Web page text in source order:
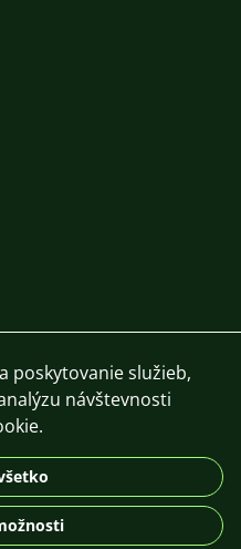
DE
© 2026 For Aquarist
poskytovanie služieb,
návštevnosti